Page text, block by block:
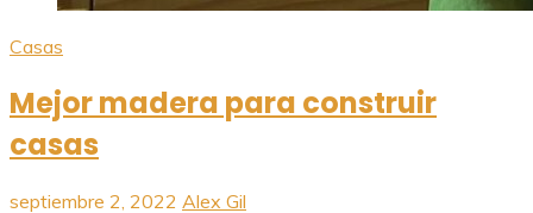
Casas
Mejor madera para construir
casas
septiembre 2, 2022 Alex Gil